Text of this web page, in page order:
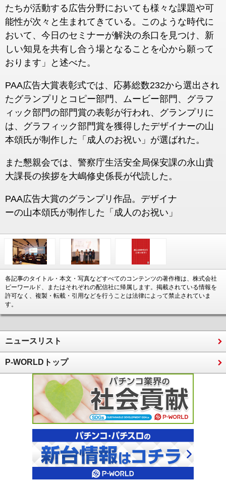
たちが活動する広告分野においても様々な課題や可
能性が次々と生まれてきている。このような時代に
おいて、今日のセミナーが解決の糸口を見つけ、新
しい知見を共有し合う場となることを心から願って
おります」と述べた。
PAA広告大賞表彰式では、応募総数232から選出され
たグランプリとコピー部門、ムービー部門、グラフ
ィック部門の部門賞の表彰が行われ、グランプリに
は、グラフィック部門賞を獲得したデザイナーの山
本頌氏が制作した「成人のお祝い」が選ばれた。
また懇親会では、警察庁生活安全局保安課の永山貴
大課長の挨拶を大嶋修史係長が代読した。
PAA広告大賞のグランプリ作品。デザイナ
ーの山本頌氏が制作した「成人のお祝い」
各記事のタイトル・本文・写真などすべてのコンテンツの著作権は、株式会社
ピーワールド、またはそれぞれの配信社に帰属します。掲載されている情報を
許可なく、複製・転載・引用などを行うことは法律によって禁止されていま
す。
ニュースリスト
P-WORLDトップ